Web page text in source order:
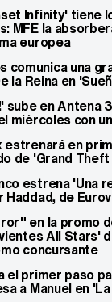
Infinity' tiene
MFE la
europea
comunica una
la Reina en
sube en Antena
miércoles con
en
de 'Grand
estrena 'Una
Haddad, de
en la promo
All Stars'
concursante
el primer paso
a Manuel en